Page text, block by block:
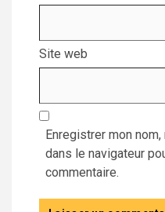
Site web
Enregistrer mon
dans le navigateur
commentaire.